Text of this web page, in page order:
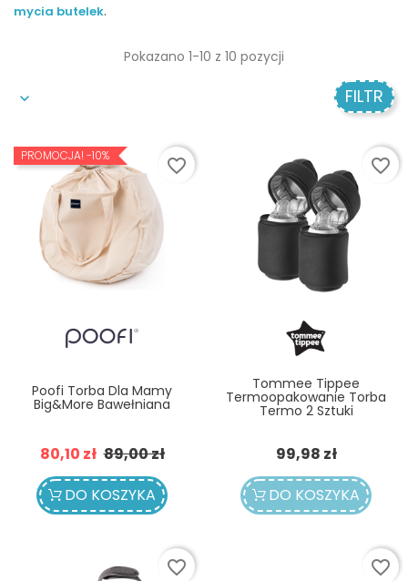
mycia butelek.
FILTR
Pokazano 1-10 z 10 pozycji
PROMOCJA! -10%
Poofi Torba Dla Mamy
Big&More Bawełniana
80,10 zł Cena
podstawowa
89,00 złCena
DO KOSZYKA
favorite_border
Tommee Tippee
Termoopakowanie Torba
Termo 2 Sztuki
99,98 złCena
DO KOSZYKA
favorite_border
favorite_border favorite_border